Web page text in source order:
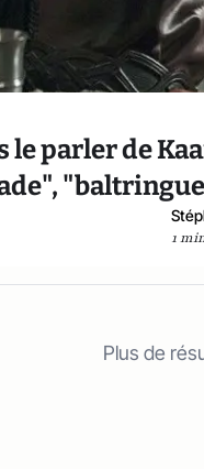
parler de
1
Plus de